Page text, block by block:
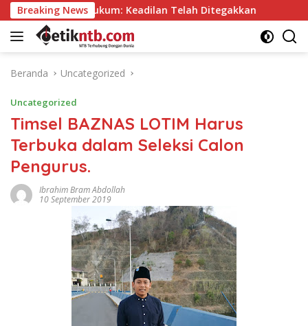
Langsung
ke
konten
Breaking News
Keadilan Telah Ditegakkan Tak Tergoyah, 40
Beranda Uncategorized
Uncategorized
Timsel BAZNAS LOTIM Harus
Terbuka dalam Seleksi Calon
Pengurus.
Ibrahim Bram Abdollah
10 September 2019